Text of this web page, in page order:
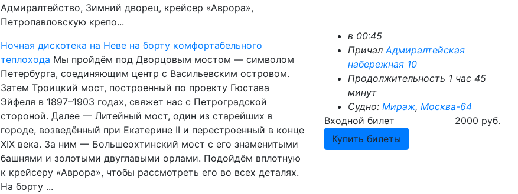
Адмиралтейство, Зимний дворец, крейсер «Аврора»,
Петропавловскую крепо...
Ночная дискотека на Неве на борту комфортабельного
теплохода Мы пройдём под Дворцовым мостом — символом
Петербурга, соединяющим центр с Васильевским островом.
Затем Троицкий мост, построенный по проекту Гюстава
Эйфеля в 1897–1903 годах, свяжет нас с Петроградской
стороной. Далее — Литейный мост, один из старейших в
городе, возведённый при Екатерине II и перестроенный в конце
XIX века. За ним — Большеохтинский мост с его знаменитыми
башнями и золотыми двуглавыми орлами. Подойдём вплотную
к крейсеру «Аврора», чтобы рассмотреть его во всех деталях.
На борту ...
в 00:45
ПричалАдмиралтейская
набережная 10
Продолжительность 1 час 45
минут
Судно: Мираж, Москва-64
Входной билет
2000 руб.
Купить билеты